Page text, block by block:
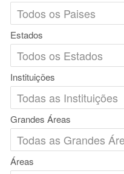
Estados
Instituições
Grandes Áreas
Áreas